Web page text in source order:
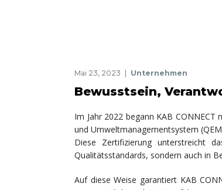
Mai 23, 2023 Unternehmen
Bewusstsein,
Im Jahr 2022 begann KAB
und Umweltmanagementsystem
Diese Zertifizierung unterstreicht
Qualitätsstandards, sondern auch in
Auf diese Weise garantiert KAB